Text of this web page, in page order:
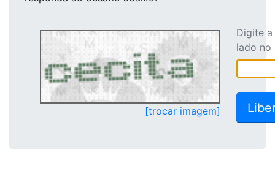
[trocar imagem]
Digite
lado no